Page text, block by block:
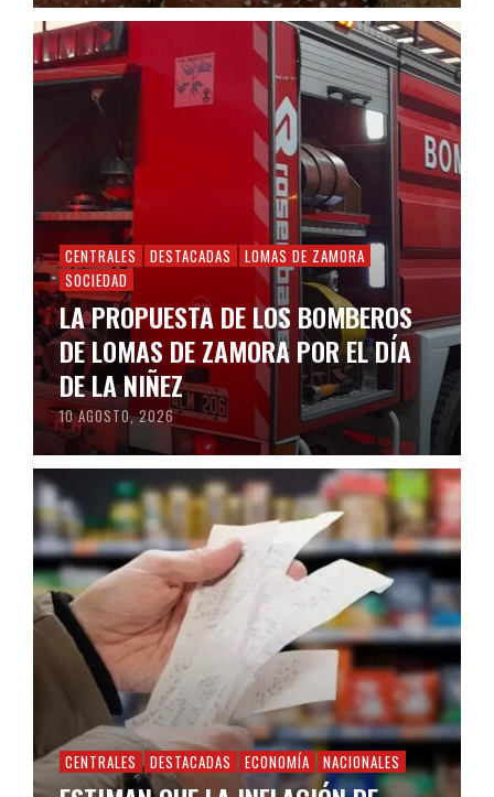
CENTRALES DESTACADAS
LOMAS DE ZAMORA
SOCIEDAD
LA PROPUESTA DE LOS BOMBEROS
DE LOMAS DE ZAMORA POR EL DÍA
DE LA NIÑEZ
10 AGOSTO, 2026
CENTRALES DESTACADAS ECONOMÍA NACIONALES